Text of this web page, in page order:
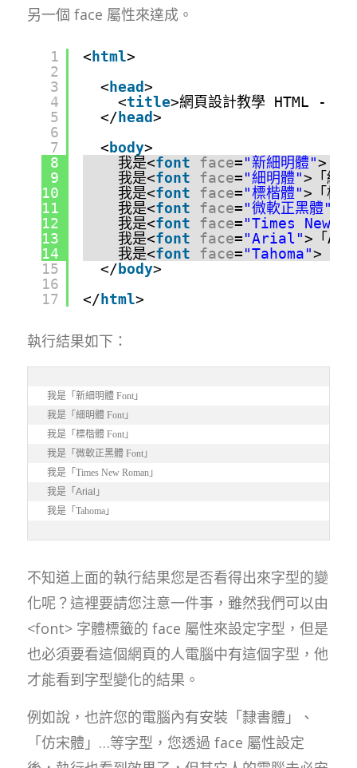
另一個 face 屬性來達成。
1
2
3
4
5
6
7
8
9
10
11
12
13
14
15
16
17
< html>
< head>
<title>網頁設計教學 HTML - 字
</ head>
<body>
我是<font face="新細明體">「
我是<font face="細明體">「細
我是<font face="標楷體">「標
我是<font face="微軟正黑體"
我是<font face="Times New
我是<font face="Arial">「
我是<font face="Tahoma">「
</body>
</ html>
執行結果如下：
我是「新細明體 Font」
我是「細明體 Font」
我是「標楷體 Font」
我是「微軟正黑體 Font」
我是「Times New Roman」
我是「Arial」
我是「Tahoma」
不知道上面的執行結果您是否看得出來字型的變
化呢？這裡要請您注意一件事，雖然我們可以由
<font> 字體標籤的 face 屬性來設定字型，但是
也必須要看這個網頁的人電腦中有這個字型，他
才能看到字型變化的結果。
例如說，也許您的電腦內有安裝「隸書體」、
「仿宋體」…等字型，您透過 face 屬性設定